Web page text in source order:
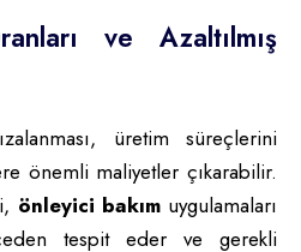
ve Azaltılmış
üretim süreçlerini
önemli maliyetler çıkarabilir.
önleyici bakımuygulamaları
tespit eder ve gerekli